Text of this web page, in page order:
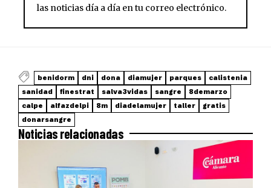
las noticias día a día en tu correo electrónico.
benidorm dni dona diamujer parques
calistenia
sanidad
finestrat salva3vidas sangre
8demarzo
calpe
alfazdelpi 8m diadelamujer taller
gratis
donarsangre
Noticias relacionadas